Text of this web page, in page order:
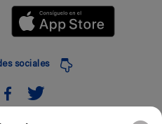
sociales